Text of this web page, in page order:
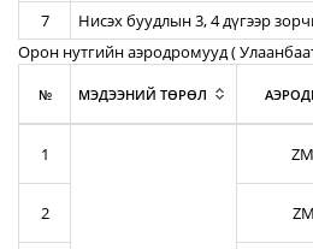
7
Нисэх буудлын 3, 4 дүгээр
Орон нутгийн аэродромууд (
№ МЭДЭЭНИЙ ТӨРӨЛ
1
2